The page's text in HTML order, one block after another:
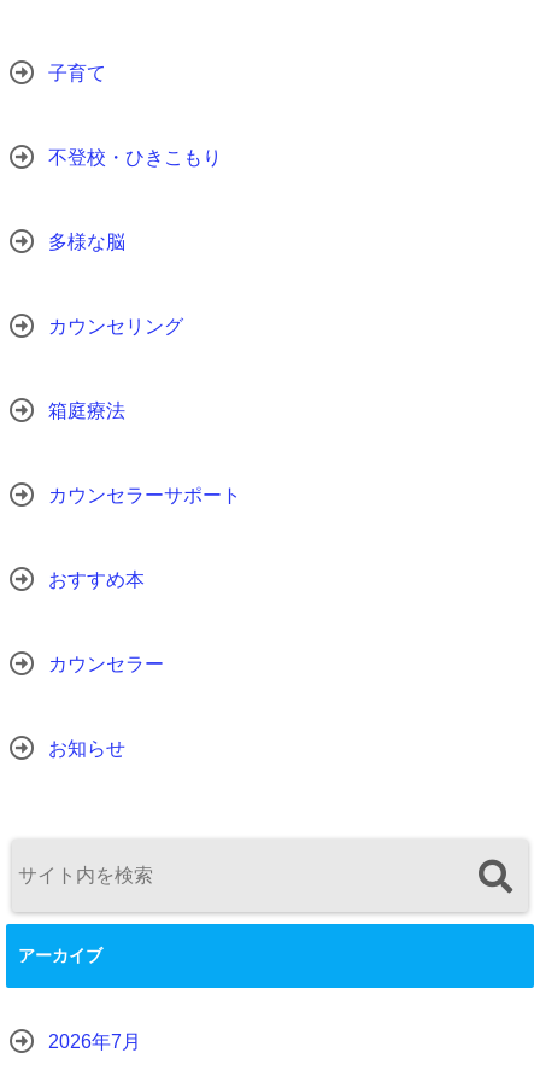
子育て
不登校・ひきこもり
多様な脳
カウンセリング
箱庭療法
カウンセラーサポート
おすすめ本
カウンセラー
お知らせ
アーカイブ
2026年7月